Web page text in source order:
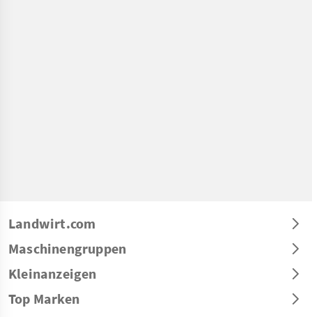
Landwirt.com
Maschinengruppen
Kleinanzeigen
Top Marken